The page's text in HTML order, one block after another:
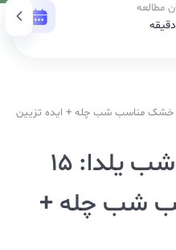
مطالعه
دقیقه
انواع میوه خشک شب یلدا: 15
شب چله +